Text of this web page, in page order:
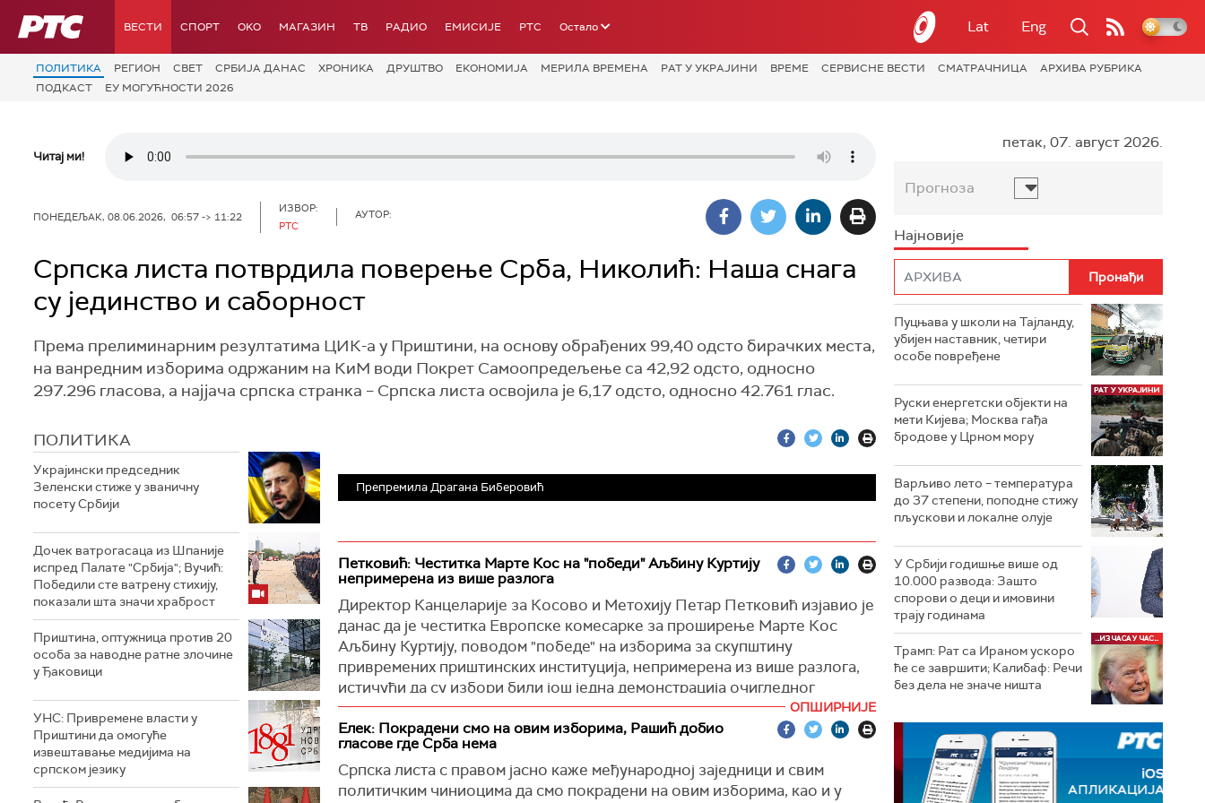
РТС ВЕСТИ СПОРТ OKO МАГАЗИН ТВ РАДИО ЕМИСИЈЕ РТС Остало Lat Eng
ПОЛИТИКА РЕГИОН СВЕТ СРБИЈА ДАНАС ХРОНИКА ДРУШТВО ЕКОНОМИЈА МЕРИЛА ВРЕМЕНА РАТ У УКРАЈИНИ ВРЕМЕ СЕРВИСНЕ ВЕСТИ СМАТРАЧНИЦА
АРХИВА РУБРИКА
ПОДКАСТ
ЕУ МОГУЋНОСТИ 2026
Читај ми!
ПОНЕДЕЉАК, 08.06.2026, 06:57 -> 11:22
ИЗВОР:
РТС
АУТОР:
Српска листа потврдила поверење Срба, Николић: Наша снага
су јединство и саборност
Према прелиминарним резултатима ЦИК-а у Приштини, на основу обрађених 99,40 одсто бирачких места,
на ванредним изборима одржаним на КиМ води Покрет Самоопредељење са 42,92 одсто, односно
297.296 гласова, а најјача српска странка – Српска листа освојила је 6,17 одсто, односно 42.761 глас.
ПОЛИТИКА
Украјински председник
Зеленски стиже у званичну
посету Србији
Дочек ватрогасаца из Шпаније
испред Палате "Србија"; Вучић:
Победили сте ватрену стихију,
показали шта значи храброст
Приштина, оптужница против 20
особа за наводне ратне злочине
у Ђаковици
УНС: Привремене власти у
Приштини да омогуће
извештавање медијима на
српском језику
Препремила Драгана Биберовић
Петковић: Честитка Марте Кос на "победи" Аљбину Куртију
непримерена из више разлога
Директор Канцеларије за Косово и Метохију Петар Петковић изјавио је
данас да је честитка Европске комесарке за проширење Марте Кос
Аљбину Куртију, поводом "победе" на изборима за скупштину
привремених приштинских институција, непримерена из више разлога,
истичући да су избори били још једна демонстрација очигледног
политичког инжењеринга где је, како је указао, Српска листа била
изложена неприхватљивом и недемократском притиску.
"Честитање Аљбину Куртију док је бројање гласова још увек у току је
веома необично. 'Инклузиван и уредан процес гласања' за који се
ОПШИРНИЈЕ
Елек: Покрадени смо на овим изборима, Рашић добио
гласове где Срба нема
Српска листа с правом јасно каже међународној заједници и свим
политичким чиниоцима да смо покрадени на овим изборима, као и у
петак, 07. август 2026.
Прогноза
Најновије
Пуцњава у школи на Тајланду,
убијен наставник, четири
особе повређене
Руски енергетски објекти на
мети Кијева; Москва гађа
бродове у Црном мору
Варљиво лето – температура
до 37 степени, поподне стижу
пљускови и локалне олује
У Србији годишње више од
10.000 развода: Зашто
спорови о деци и имовини
трају годинама
Трамп: Рат са Ираном ускоро
ће се завршити; Калибаф: Речи
без дела не значе ништа